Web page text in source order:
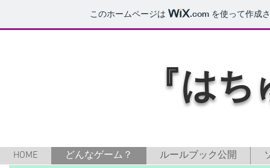
このホームページは .comを使って作成
『は
HOME どんなゲーム？ ルールブック公開